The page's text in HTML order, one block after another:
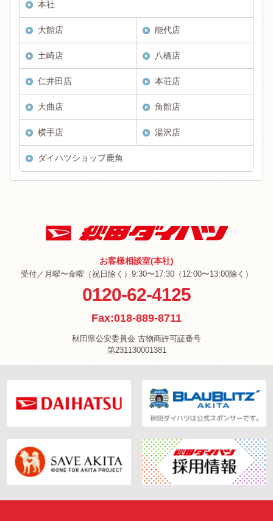
本社
大館店 能代店
土崎店 八橋店
仁井田店 本荘店
大曲店 角館店
横手店 湯沢店
ダイハツショップ鹿角
お客様相談室(本社)
受付／月曜〜金曜（祝日除く）9:30〜17:30（12:00〜13:00除く）
0120-62-4125
Fax:018-889-8711
秋田県公安委員会 古物商許可証番号
第231130001381